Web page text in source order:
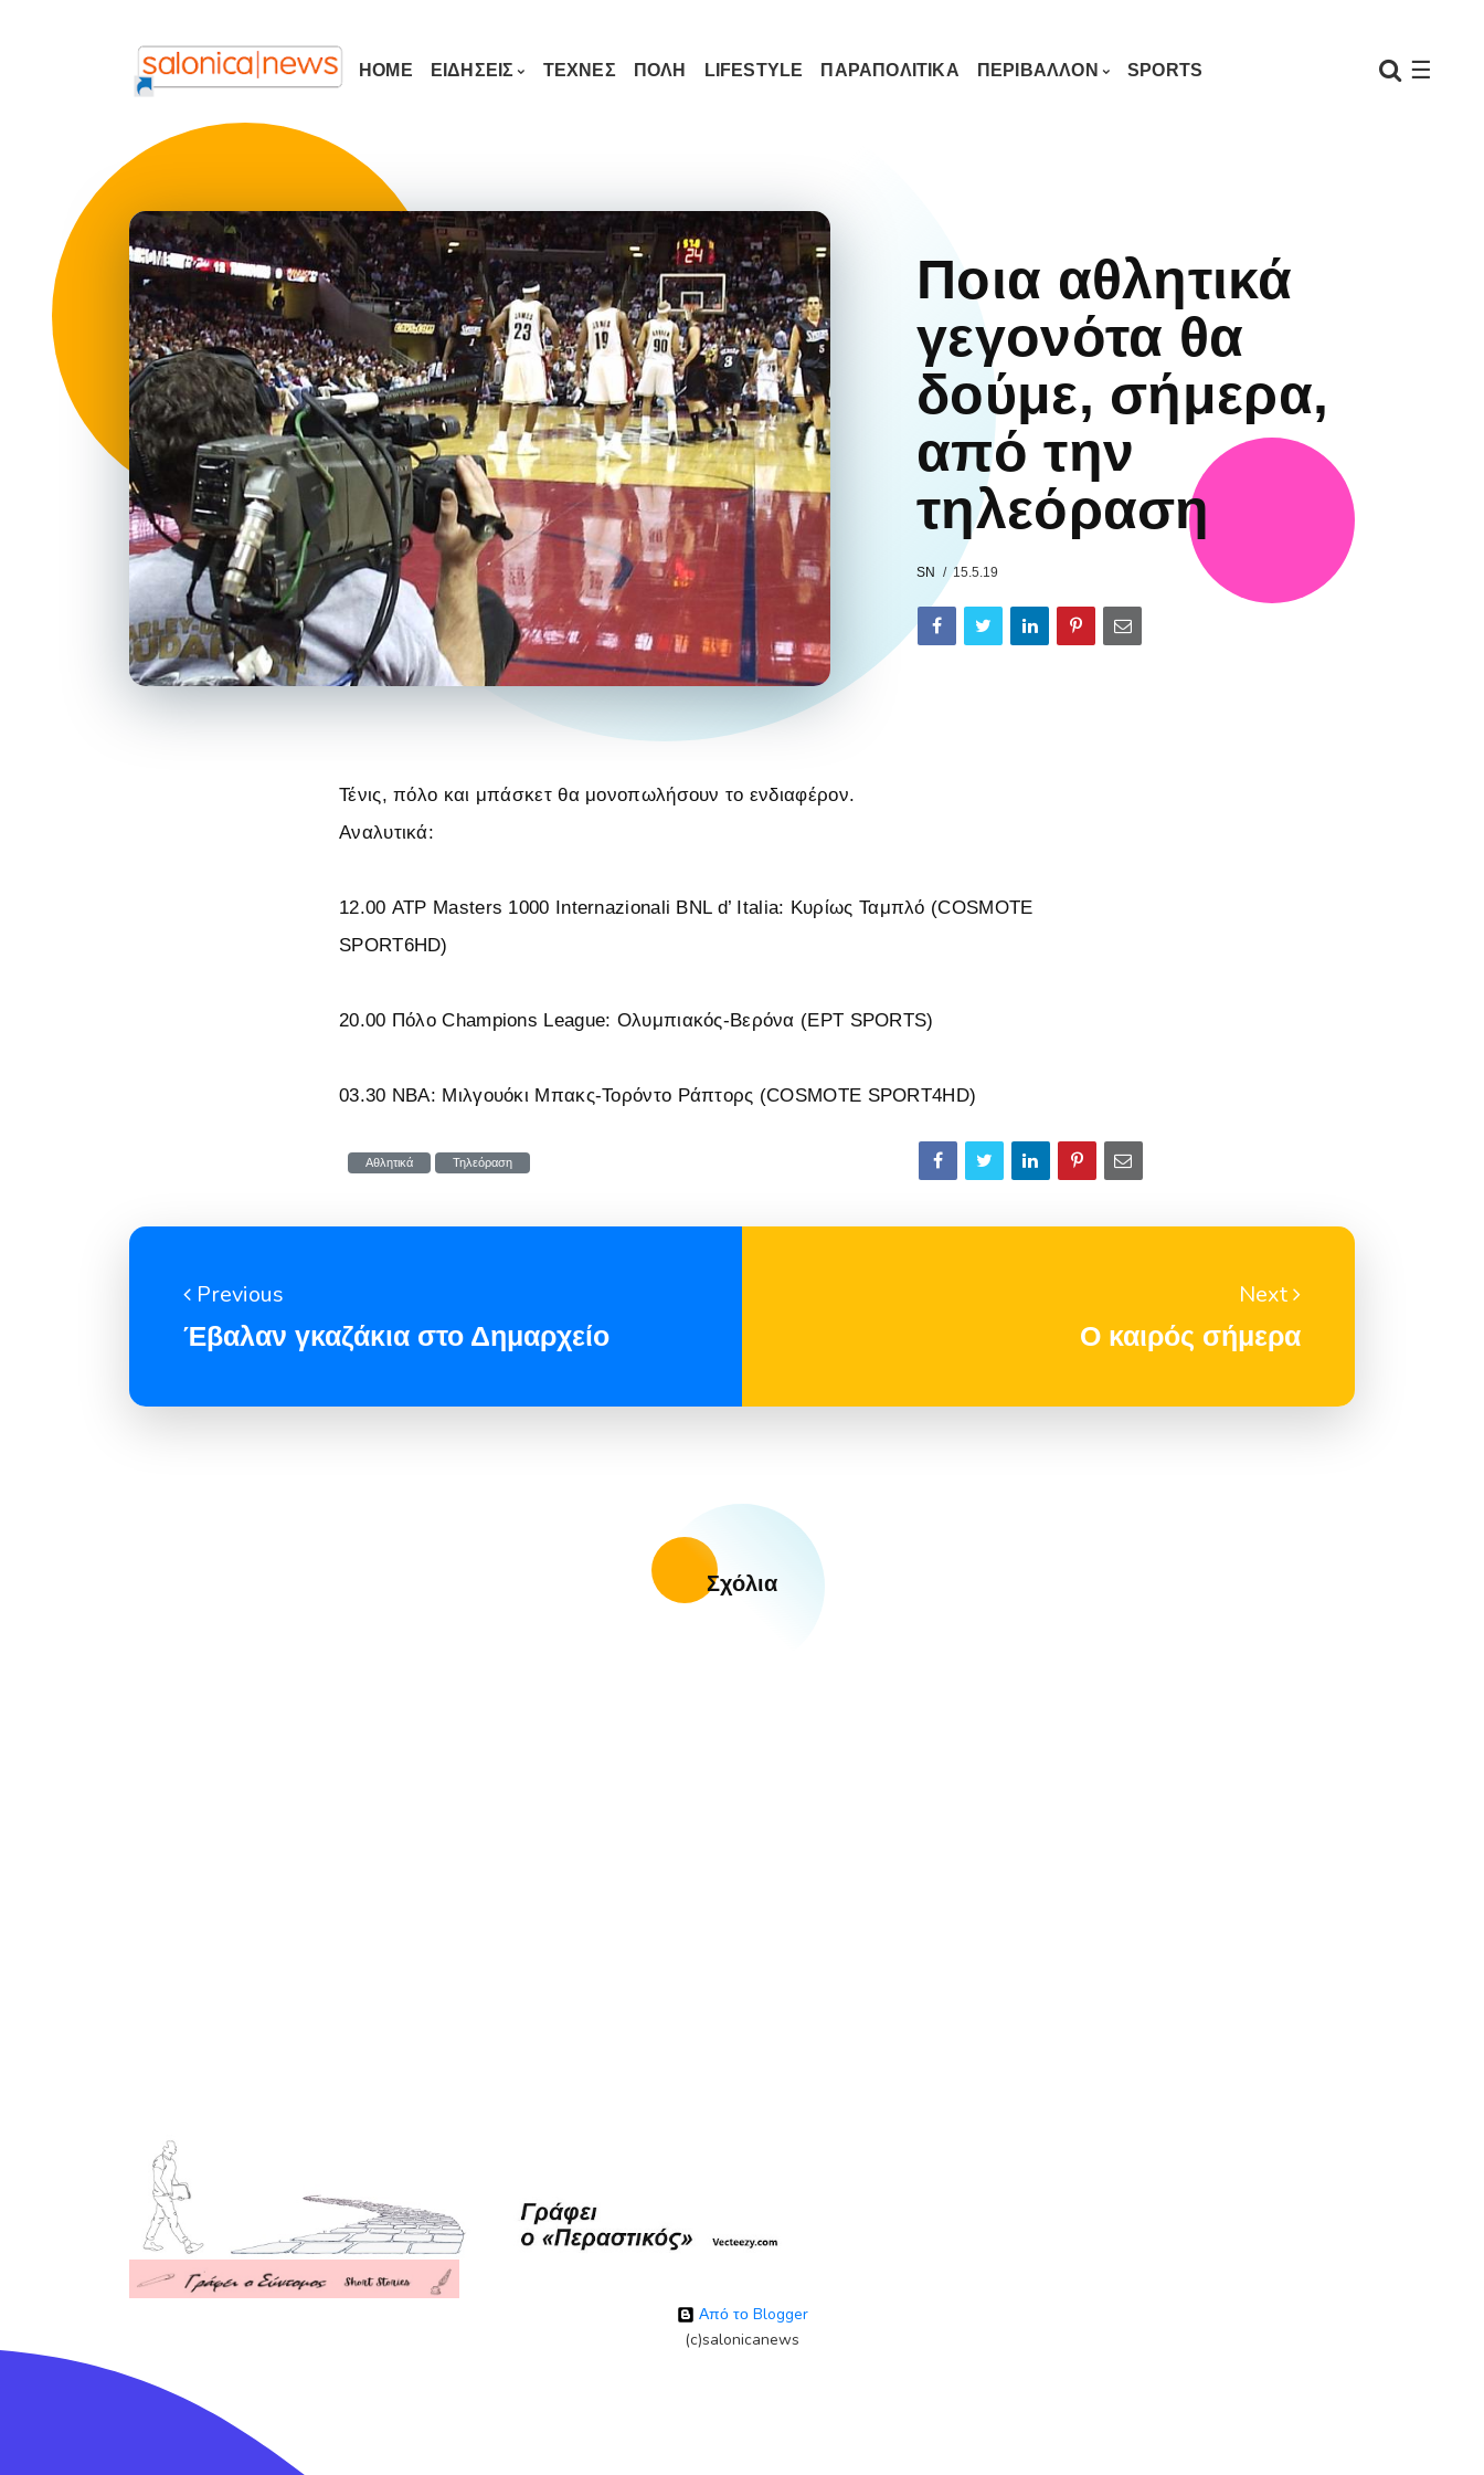
☰
HOME ΕΙΔΗΣΕΙΣ ΤΕΧΝΕΣ ΠΟΛΗ LIFESTYLE ΠΑΡΑΠΟΛΙΤΙΚΑ ΠΕΡΙΒΑΛΛΟΝ SPORTS
Ποια αθλητικά
γεγονότα θα
δούμε, σήμερα,
από την
τηλεόραση
SN 15.5.19
Τένις, πόλο και μπάσκετ θα μονοπωλήσουν το ενδιαφέρον.
Αναλυτικά:
12.00 ATP Masters 1000 Internazionali BNL d’ Italia: Κυρίως Ταμπλό (COSMOTE
SPORT6HD)
20.00 Πόλο Champions League: Ολυμπιακός-Βερόνα (ΕΡΤ SPORTS)
03.30 NBA: Μιλγουόκι Μπακς-Τορόντο Ράπτορς (COSMOTE SPORT4HD)
Αθλητικά Τηλεόραση
Previous
Έβαλαν γκαζάκια στο Δημαρχείο
Next
Ο καιρός σήμερα
Σχόλια
Από το Blogger
(c)salonicanews